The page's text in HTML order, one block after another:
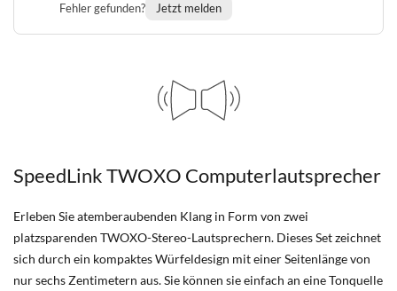
Fehler gefunden?
Jetzt melden
SpeedLink TWOXO Computerlautsprecher
Erleben Sie atemberaubenden Klang in Form von zwei
platzsparenden TWOXO-Stereo-Lautsprechern. Dieses Set zeichnet
sich durch ein kompaktes Würfeldesign mit einer Seitenlänge von
nur sechs Zentimetern aus. Sie können sie einfach an eine Tonquelle